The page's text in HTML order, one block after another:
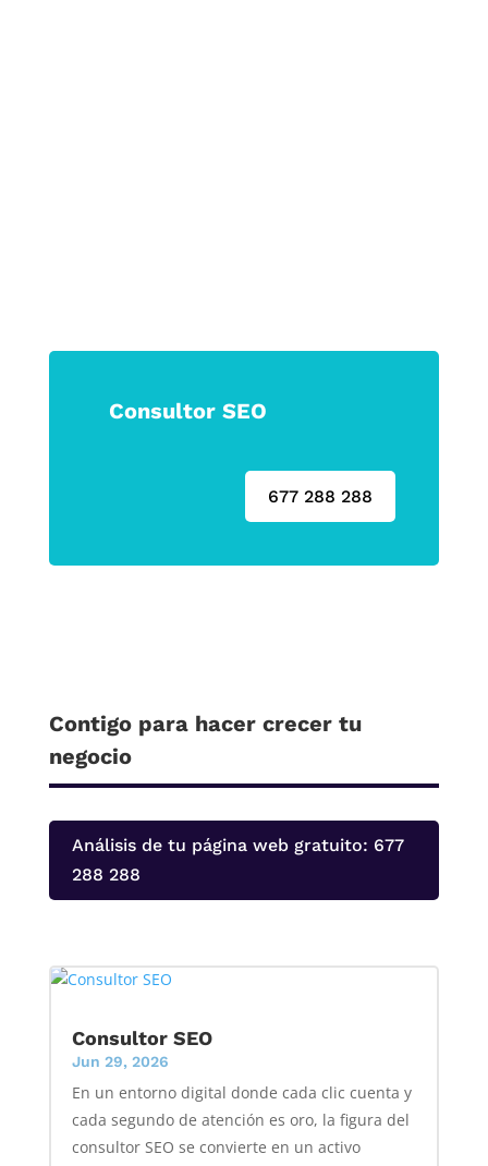
Consultor SEO
677 288 288
Contigo para hacer crecer tu
negocio
Análisis de tu página web gratuito: 677
288 288
Consultor SEO
Jun 29, 2026
En un entorno digital donde cada clic cuenta y
cada segundo de atención es oro, la figura del
consultor SEO se convierte en un activo